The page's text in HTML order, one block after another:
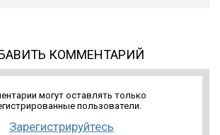
КОММЕНТАРИЙ
могут оставлять только
пользователи.
Зарегистрируйтесь